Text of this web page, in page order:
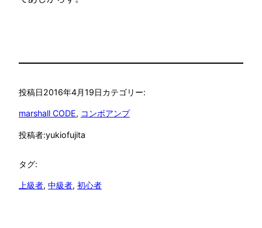
投稿日2016年4月19日カテゴリー:
marshall CODE, コンボアンプ
投稿者:yukiofujita
タグ:
上級者, 中級者, 初心者